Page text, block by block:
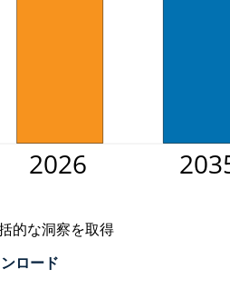
的な洞察を取得
ロード